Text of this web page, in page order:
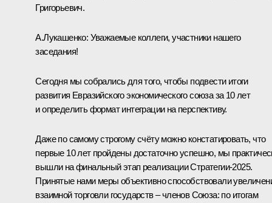
Григорьевич.
А.Лукашенко: Уважаемые коллеги, участники нашего
заседания!
Сегодня мы собрались для того, чтобы подвести итоги
развития Евразийского экономического союза за 10 лет
и определить формат интеграции на перспективу.
Даже по самому строгому счёту можно констатировать, что
первые 10 лет пройдены достаточно успешно, мы
вышли на финальный этап реализации Стратегии-2025.
Принятые нами меры объективно способствовали
взаимной торговли государств – членов Союза: по итогам